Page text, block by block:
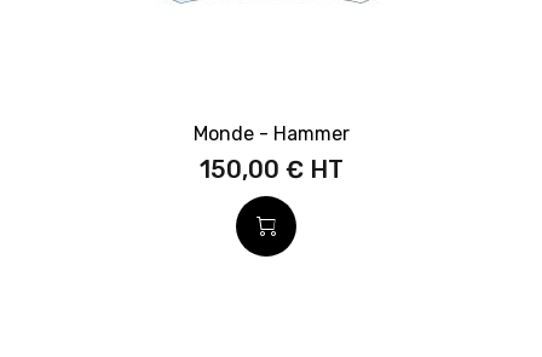
Monde - Hammer
150,00 €